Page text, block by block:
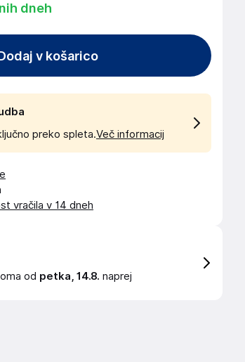
dneh
v košarico
preko spleta.Več informacij
vračila v 14 dneh
od petka, 14.8. naprej